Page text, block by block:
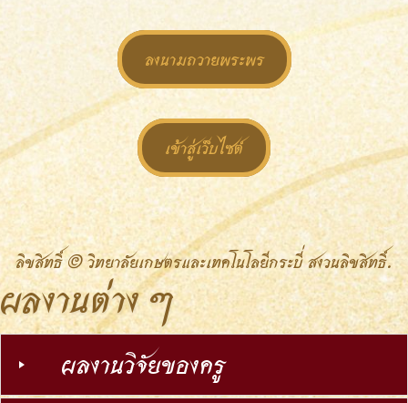
ลงนามถวายพระพร
เข้าสู่เว็บไซต์
ลิขสิทธิ์ © วิทยาลัยเกษตรและเทคโนโลยีกระบี่ สงวนลิขสิทธิ์.
ผลงานต่าง ๆ
ผลงานวิจัยของครู